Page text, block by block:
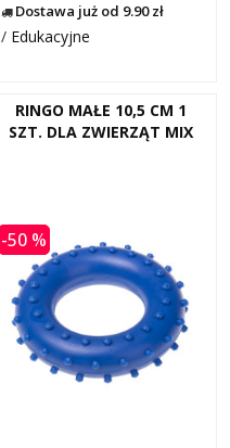
Dostawa już od 9.90 zł
/ Edukacyjne
RINGO MAŁE 10,5 CM 1
SZT. DLA ZWIERZĄT MIX
-50 %